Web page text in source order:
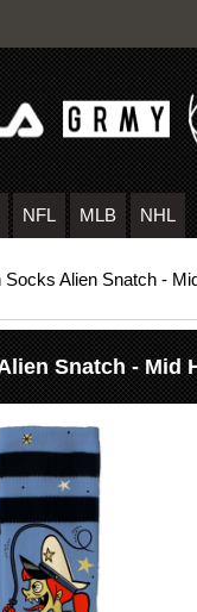
NFL MLB NHL
Alien Snatch -
Snatch - Mid